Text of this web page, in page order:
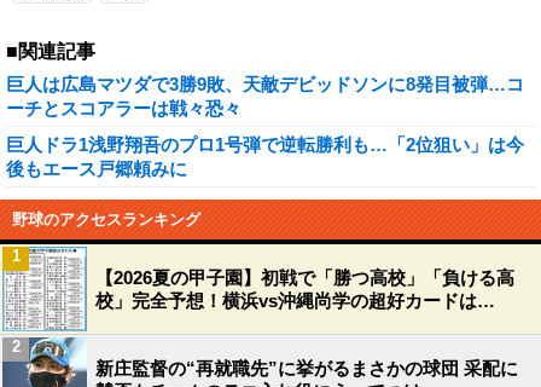
■関連記事
巨人は広島マツダで3勝9敗、天敵デビッドソンに8発目被弾…コ
ーチとスコアラーは戦々恐々
巨人ドラ1浅野翔吾のプロ1号弾で逆転勝利も…「2位狙い」は今
後もエース戸郷頼みに
野球のアクセスランキング
【2026夏の甲子園】初戦で「勝つ高校」「負ける高
校」完全予想！横浜vs沖縄尚学の超好カードは…
1
新庄監督の“再就職先”に挙がるまさかの球団 采配に
2